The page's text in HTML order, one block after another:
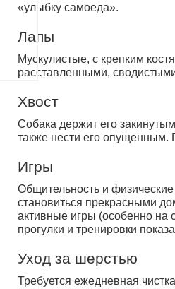
«улыбку самоеда».
Лапы
Мускулистые, с крепким
расставленными,
Хвост
Собака держит его
также нести его опущенным.
Игры
Общительность и
становиться прекрасными
активные игры (особенно на
прогулки и тренировки
Уход за шерстью
Требуется ежедневная